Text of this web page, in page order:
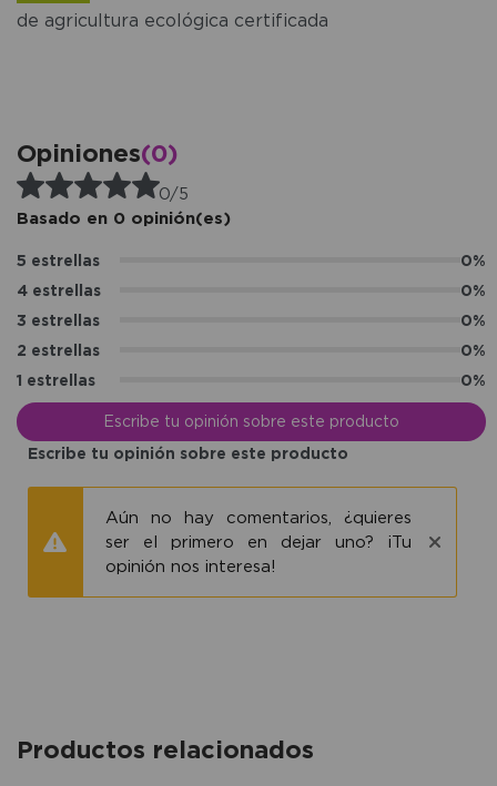
de agricultura ecológica certificada
Opiniones(0)
0/5
Basado en 0 opinión(es)
5 estrellas
0%
4 estrellas
0%
3 estrellas
0%
2 estrellas
0%
1 estrellas
0%
Escribe tu opinión sobre este producto
Escribe tu opinión sobre este producto
Aún no hay comentarios, ¿quieres
ser el primero en dejar uno? ¡Tu
opinión nos interesa!
Productos relacionados